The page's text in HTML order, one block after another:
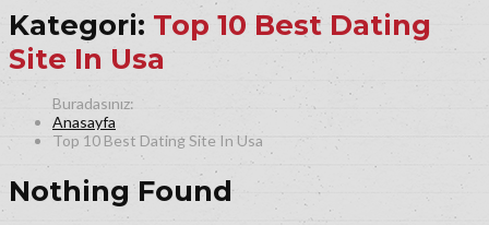
Kategori: Top 10 Best Dating
Site In Usa
Anasayfa
Top 10 Best Dating Site In Usa
Nothing Found